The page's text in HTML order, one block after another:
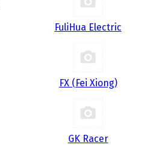
FuliHua Electric
FX (Fei Xiong)
GK Racer